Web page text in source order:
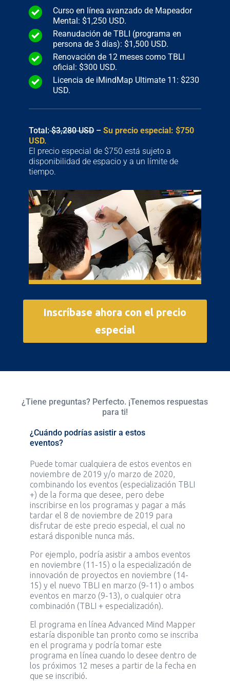
Curso en línea avanzado de Mapeador
Mental: $1,250 USD.
Reanudación de TBLI (programa en
persona de 3 días): $1,500 USD.
Renovación de 12 meses como TBLI
oficial: $300 USD.
Licencia de iMindMap Ultimate 11: $230
USD.
Total:$3,280 USD – Su precio especial: $750
USD.
El precio especial de $750 está sujeto a
disponibilidad de espacio y a un límite de
tiempo.
Inscríbase ahora con el precio
especial
¿Tiene preguntas? Perfecto. ¡Tenemos respuestas
para ti!
¿Cuándo podrías asistir a estos
eventos?
Puede tomar cualquiera de estos eventos en
noviembre de 2019 y/o marzo de 2020,
combinando los eventos (especialización TBLI
+) de la forma que desee, pero debe
inscribirse en los programas y pagar a más
tardar el 8 de noviembre de 2019 para
disfrutar de este precio especial, el cual no
estará disponible nunca más.
Por ejemplo, podría asistir a ambos eventos
en noviembre (11-15) o la especialización de
innovación de proyectos en noviembre (14-
15) y el nuevo TBLI en marzo (9-11) o ambos
eventos en marzo (9-13), o cualquier otra
combinación (TBLI + especialización).
El programa en línea Advanced Mind Mapper
estaría disponible tan pronto como se inscriba
en el programa y podría tomar este
programa en línea cuando lo desee dentro de
los próximos 12 meses a partir de la fecha en
que se inscribió.